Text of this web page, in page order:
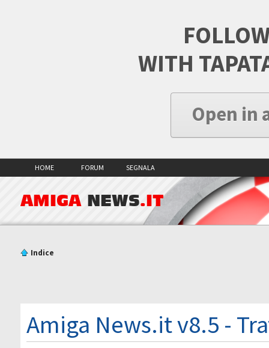
WITH
Open in
HOME FORUM SEGNALA
AMIGA NEWS.IT
Indice
Amiga News.it v8.5 -